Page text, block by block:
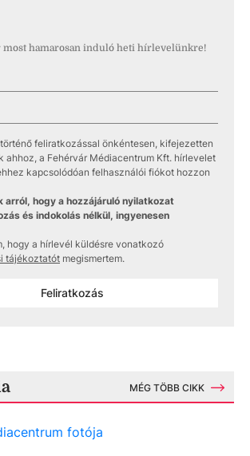
most hamarosan induló heti hírlevelünkre!
feliratkozással önkéntesen, kifejezetten
ahhoz, a Fehérvár Médiacentrum Kft. hírlevelet
kapcsolódóan felhasználói fiókot hozzon
arról, hogy a hozzájáruló nyilatkozat
és indokolás nélkül, ingyenesen
hogy a hírlevél küldésre vonatkozó
tájékoztatót megismertem.
Feliratkozás
MÉG TÖBB CIKK